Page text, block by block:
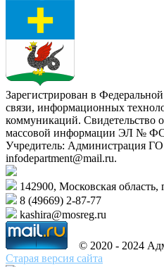
Зарегистрирован в
связи, информационных
коммуникаций. Свидетельство
массовой информации ЭЛ № ФС
Учредитель: Администрация
infodepartment@mail.ru.
142900, Московская
8 (49669) 2-87-77
kashira@mosreg.ru
© 2020 - 2024
Старая версия сайта